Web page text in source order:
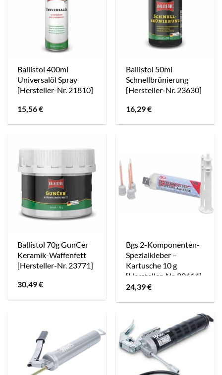
Ballistol 400ml
Universalöl Spray
[Hersteller-Nr. 21810]
15,56€
Ballistol 50ml
Schnellbrünierung
[Hersteller-Nr. 23630]
16,29€
Ballistol 70g GunCer
Keramik-Waffenfett
[Hersteller-Nr. 23771]
30,49€
Bgs 2-Komponenten-
Spezialkleber –
Kartusche 10 g
[Hersteller-Nr. 80614]
24,39€